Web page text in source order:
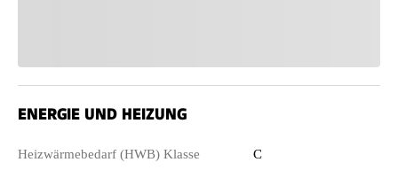
ENERGIE UND HEIZUNG
Heizwärmebedarf (HWB) Klasse
C